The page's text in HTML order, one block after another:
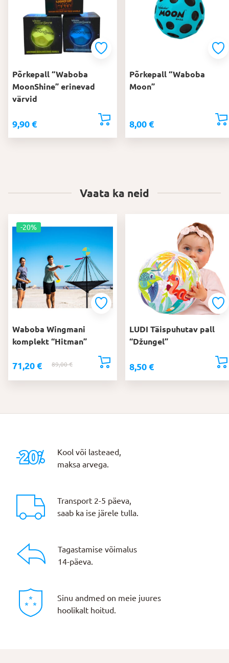
Põrkepall “Waboba
MoonShine” erinevad
värvid
9,90 €
Põrkepall “Waboba
Moon”
8,00 €
Vaata ka neid
-20%
Waboba Wingmani
komplekt “Hitman”
89,00€Algne
71,20 €
Praegune
LUDI Täispuhutav pall
“Džungel”
8,50 €
Kool või lasteaed,
maksa arvega.
Transport 2-5 päeva,
saab ka ise järele tulla.
Tagastamise võimalus
14-päeva.
Sinu andmed on meie juures
hoolikalt hoitud.